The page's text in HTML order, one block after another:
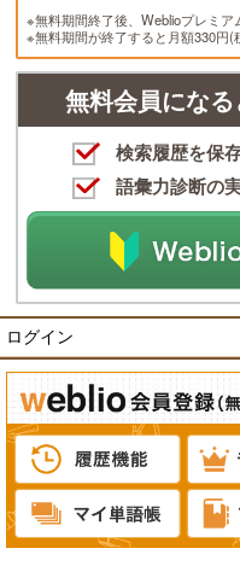
※無料期間終了後、Weblioプレミア
※無料期間が終了すると月額330円(
無料会員になる
検索履歴を保
語彙力診断の
ログイン